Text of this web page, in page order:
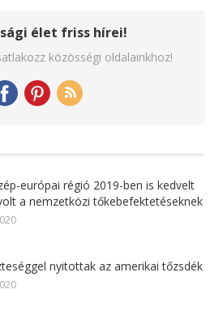
élet friss hírei!
közösségi oldalainkhoz!
európai régió 2019-ben is kedvelt
a nemzetközi tőkebefektetéseknek
nyitottak az amerikai tőzsdék